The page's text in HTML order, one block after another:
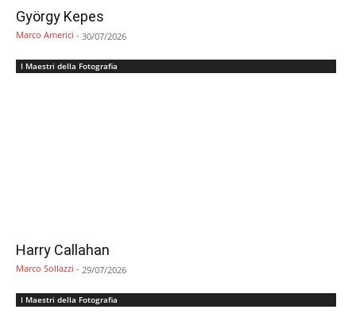
György Kepes
Marco Americi - 30/07/2026
I Maestri della Fotografia
Harry Callahan
Marco Sollazzi - 29/07/2026
I Maestri della Fotografia